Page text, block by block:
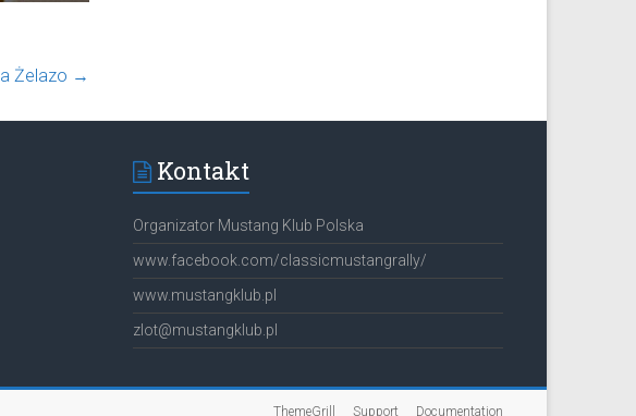
Żelazo →
Kontakt
Organizator Mustang Klub Polska
www.facebook.com/classicmustangrally/
www.mustangklub.pl
zlot@mustangklub.pl
ThemeGrill Support Documentation